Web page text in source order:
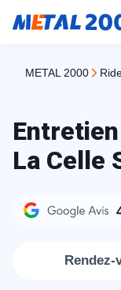
METAL 2000
La Celle
Rendez-